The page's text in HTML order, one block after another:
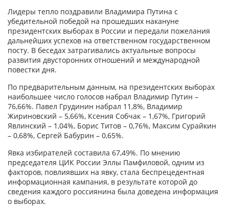
Лидеры тепло поздравили Владимира Путина с
убедительной победой на прошедших накануне
президентских выборах в России и передали пожелания
дальнейших успехов на ответственном государственном
посту. В беседах затрагивались актуальные вопросы
развития двусторонних отношений и международной
повестки дня.
По предварительным данным, на президентских выборах
наибольшее число голосов набрал Владимир Путин –
76,66%. Павел Грудинин набрал 11,8%, Владимир
Жириновский – 5,66%, Ксения Собчак – 1,67%, Григорий
Явлинский – 1,04%, Борис Титов – 0,76%, Максим Сурайкин
– 0,68%, Сергей Бабурин – 0,65%.
Явка избирателей составила 67,49%. По мнению
председателя ЦИК России Эллы Памфиловой, одним из
факторов, повлиявших на явку, стала беспрецедентная
информационная кампания, в результате которой до
сведения каждого россиянина была доведена информация
о выборах.